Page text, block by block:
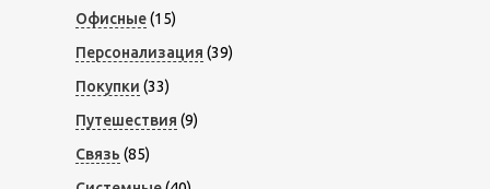
Офисные(15)
Персонализация (39)
Покупки (33)
Путешествия (9)
Связь (85)